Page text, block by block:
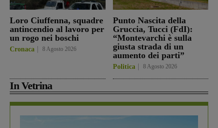
Loro Ciuffenna, squadre
antincendio al lavoro per
un rogo nei boschi
Cronaca 8 Agosto 2026
Punto Nascita della
Gruccia, Tucci (FdI):
“Montevarchi è sulla
giusta strada di un
aumento dei parti”
Politica 8 Agosto 2026
In Vetrina